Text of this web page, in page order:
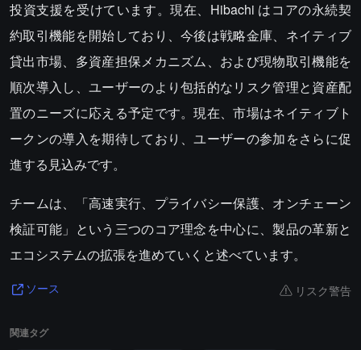
投資支援を受けています。現在、Hibachi はコアの永続契
約取引機能を開始しており、今後は戦略金庫、ネイティブ
貸出市場、多資産担保メカニズム、および現物取引機能を
順次導入し、ユーザーのより包括的なリスク管理と資産配
置のニーズに応える予定です。現在、市場はネイティブト
ークンの導入を期待しており、ユーザーの参加をさらに促
進する見込みです。
チームは、「高速実行、プライバシー保護、オンチェーン
検証可能」という三つのコア理念を中心に、製品の革新と
エコシステムの拡張を進めていくと述べています。
ソース リスク警告
関連タグ